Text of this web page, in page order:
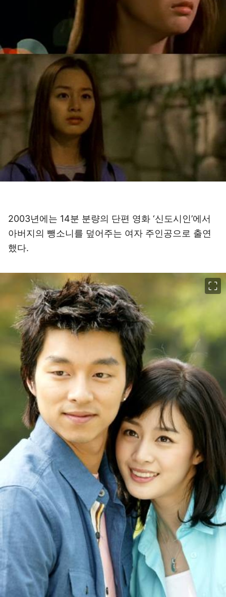
2003년에는 14분 분량의 단편 영화 ‘신도시인’에서
아버지의 뺑소니를 덮어주는 여자 주인공으로 출연
했다.